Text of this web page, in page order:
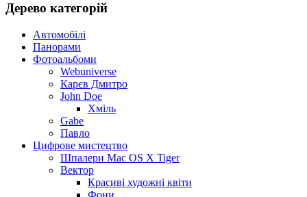
Дерево категорій
Автомобілі
Панорами
Фотоальбоми
Webuniverse
Карєв Дмитро
John Doe
Хміль
Gabe
Павло
Цифрове мистецтво
Шпалери Mac OS X Tiger
Вектор
Красиві художні квіти
Фони